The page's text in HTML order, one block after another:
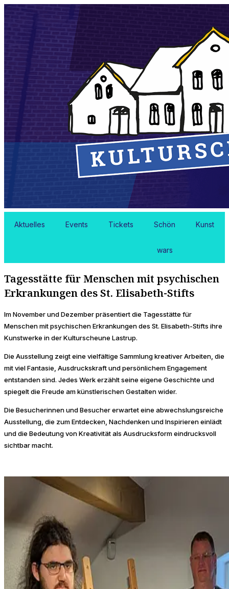
Aktuelles Events Tickets Schön
wars
Kunst
Tagesstätte für Menschen mit psychischen
Erkrankungen des St. Elisabeth-Stifts
Im November und Dezember präsentiert die Tagesstätte für
Menschen mit psychischen Erkrankungen des St. Elisabeth-Stifts ihre
Kunstwerke in der Kulturscheune Lastrup.
Die Ausstellung zeigt eine vielfältige Sammlung kreativer Arbeiten, die
mit viel Fantasie, Ausdruckskraft und persönlichem Engagement
entstanden sind. Jedes Werk erzählt seine eigene Geschichte und
spiegelt die Freude am künstlerischen Gestalten wider.
Die Besucherinnen und Besucher erwartet eine abwechslungsreiche
Ausstellung, die zum Entdecken, Nachdenken und Inspirieren einlädt
und die Bedeutung von Kreativität als Ausdrucksform eindrucksvoll
sichtbar macht.